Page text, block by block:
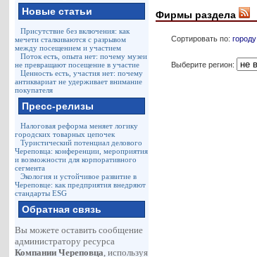
Новые статьи
Присутствие без включения: как
мечети сталкиваются с разрывом
между посещением и участием
Поток есть, опыта нет: почему музеи
не превращают посещение в участие
Ценность есть, участия нет: почему
антиквариат не удерживает внимание
покупателя
Пресс-релизы
Налоговая реформа меняет логику
городских товарных цепочек
Туристический потенциал делового
Череповца: конференции, мероприятия
и возможности для корпоративного
сегмента
Экология и устойчивое развитие в
Череповце: как предприятия внедряют
стандарты ESG
Обратная связь
Вы можете оставить сообщение
администратору ресурса
Компании Череповца, используя
Фирмы раздела
Сортировать по:городу
Выберите регион: